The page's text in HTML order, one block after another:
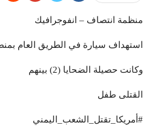
منظمة انتصاف – انفوجرافيك
استهداف سيارة في الطريق العام
وكانت حصيلة الضحايا (2) بينهم
القتلى طفل
#أمريكا_تقتل_الشعب_اليمني